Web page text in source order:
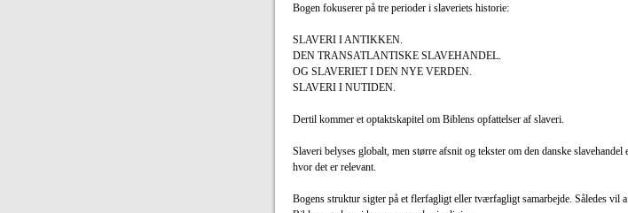
Bogen fokuserer på tre perioder i slaveriets historie:
SLAVERI I ANTIKKEN.
DEN TRANSATLANTISKE SLAVEHANDEL.
OG SLAVERIET I DEN NYE VERDEN.
SLAVERI I NUTIDEN.
Dertil kommer et optaktskapitel om Biblens opfattelser af slaveri.
Slaveri belyses globalt, men større afsnit og tekster om den danske slavehandel
hvor det er relevant.
Bogens struktur sigter på et flerfagligt eller tværfagligt samarbejde. Således vil